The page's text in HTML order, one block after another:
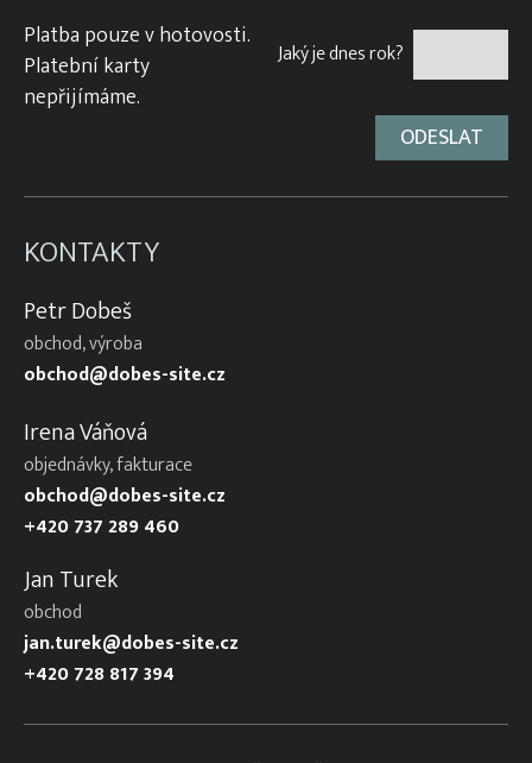
Platba pouze v hotovosti.
Platební karty
nepřijímáme.
Jaký je dnes rok?
KONTAKTY
Petr Dobeš
obchod, výroba
obchod@dobes-site.cz
Irena Váňová
objednávky, fakturace
obchod@dobes-site.cz
+420 737 289 460
Jan Turek
obchod
jan.turek@dobes-site.cz
+420 728 817 394